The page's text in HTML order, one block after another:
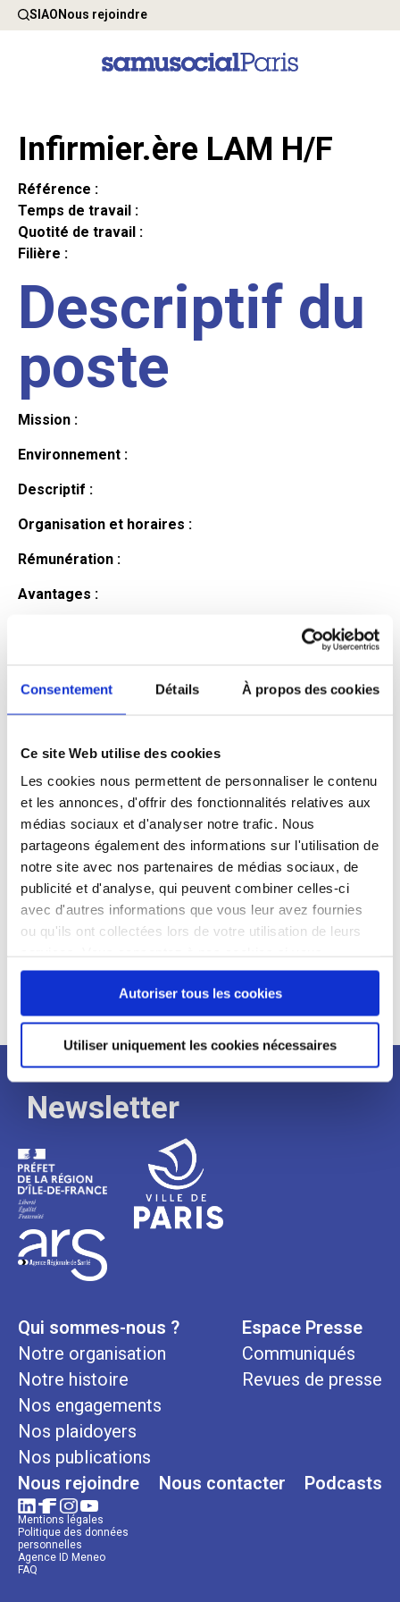
Consentement Détails À propos des cookies
Ce site Web utilise des cookies
Les cookies nous permettent de personnaliser le contenu
et les annonces, d'offrir des fonctionnalités relatives aux
médias sociaux et d'analyser notre trafic. Nous
partageons également des informations sur l'utilisation de
notre site avec nos partenaires de médias sociaux, de
publicité et d'analyse, qui peuvent combiner celles-ci
avec d'autres informations que vous leur avez fournies
ou qu'ils ont collectées lors de votre utilisation de leurs
continuez à utiliser notre site Web.
Autoriser tous les cookies
Utiliser uniquement les cookies nécessaires
SIAONous rejoindre
Infirmier.ère LAM H/F
Référence :
Temps de travail :
Quotité de travail :
Filière :
Descriptif du
poste
Mission :
Environnement :
Descriptif :
Organisation et horaires :
Rémunération :
Avantages :
candidat
Qualifications et diplômes :
Profil recherché :
Expérience :
Processus
de
recrutement
Newsletter
Qui sommes-nous ?
Notre organisation
Notre histoire
Nos engagements
Nos plaidoyers
Nos publications
Espace Presse
Communiqués
Revues de presse
Nous rejoindre Nous contacter Podcasts
Mentions légales
Politique des données
personnelles
Agence ID Meneo
FAQ